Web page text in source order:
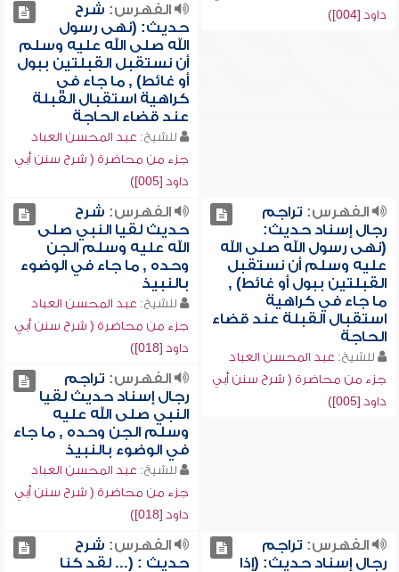
داود [004])
الفهرس: شرح
حديث: (نهى رسول
الله صلى الله عليه وسلم
أن نستقبل القبلتين ببول
أو غائط) , ما جاء في
كراهية استقبال القبلة
عند قضاء الحاجة
للشيخ: عبد المحسن العباد
جزء من محاضرة ( شرح سنن أبي
داود [005])
الفهرس: تراجم
رجال إسناد حديث:
(نهى رسول الله صلى الله
عليه وسلم أن نستقبل
القبلتين ببول أو غائط) ,
ما جاء في كراهية
استقبال القبلة عند قضاء
الحاجة
للشيخ: عبد المحسن العباد
جزء من محاضرة ( شرح سنن أبي
داود [005])
الفهرس: شرح
حديث لقيا النبي صلى
الله عليه وسلم الجن
وحده , ما جاء في الوضوء
بالنبيذ
للشيخ: عبد المحسن العباد
جزء من محاضرة ( شرح سنن أبي
داود [018])
الفهرس: تراجم
رجال إسناد حديث لقيا
النبي صلى الله عليه
وسلم الجن وحده , ما جاء
في الوضوء بالنبيذ
للشيخ: عبد المحسن العباد
جزء من محاضرة ( شرح سنن أبي
داود [018])
الفهرس: تراجم
رجال إسناد حديث: (إذا
الفهرس: شرح
حديث : (... لقد كنا